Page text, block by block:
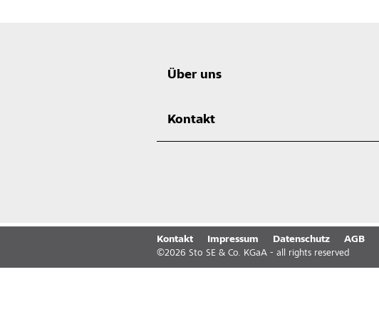
Über uns
Kontakt
Kontakt Impressum Datenschutz AGB
©2026 Sto SE & Co. KGaA - all rights reserved